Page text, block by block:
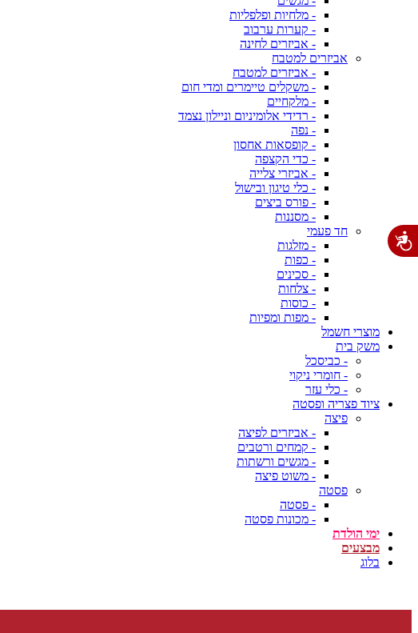
- מלחיות ופלפליות
- קערות ערבוב
- אביזרים לחינה
אביזרים למטבח
- אביזרים למטבח
- משקלים טיימרים ומדי חום
- מלקחיים
- רדידי אלומיניום וניילון נצמד
- נפה
- קופסאות אחסון
- כדי הקצפה
- אביזרי צלייה
- כלי טיגון ובישול
- פורס ביצים
- מסננות
חד פעמי
- מזלגות
- כפות
- סכינים
- צלחות
- כוסות
- מפות ומפיות
מוצרי חשמל
משק בית
- כביסכל
- חומרי ניקוי
- כלי עזר
ציוד פצריה ופסטה
פיצה
- אביזרים לפיצה
- קמחים ורטבים
- מגשים ורשתות
- משוט פיצה
פסטה
- פסטה
- מכונות פסטה
ימי הולדת
מבצעים
בלוג